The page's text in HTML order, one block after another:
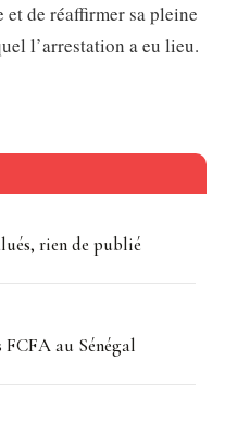
de réaffirmer sa pleine
l’arrestation a eu lieu.
rien de publié
au Sénégal